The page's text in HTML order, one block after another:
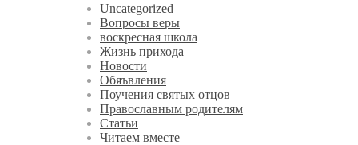
Uncategorized
Вопросы веры
воскресная школа
Жизнь прихода
Новости
Обяъвления
Поучения святых отцов
Православным родителям
Статьи
Читаем вместе